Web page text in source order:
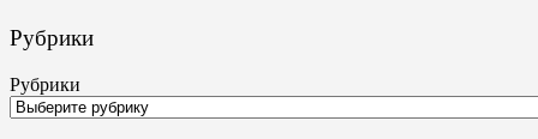
Рубрики
Рубрики